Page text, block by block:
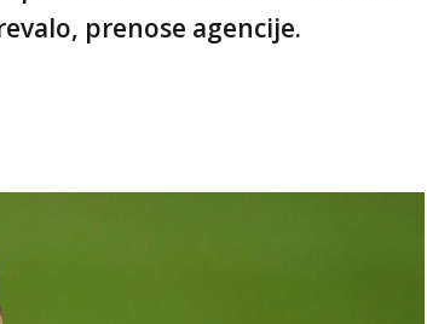
prenose agencije.